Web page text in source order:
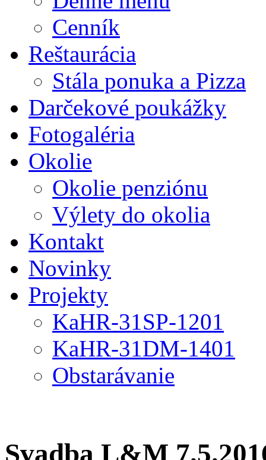
Cenník
Reštaurácia
Stála ponuka a Pizza
Darčekové poukážky
Fotogaléria
Okolie
Okolie penziónu
Výlety do okolia
Kontakt
Novinky
Projekty
KaHR-31SP-1201
KaHR-31DM-1401
Obstarávanie
Svadba L&M